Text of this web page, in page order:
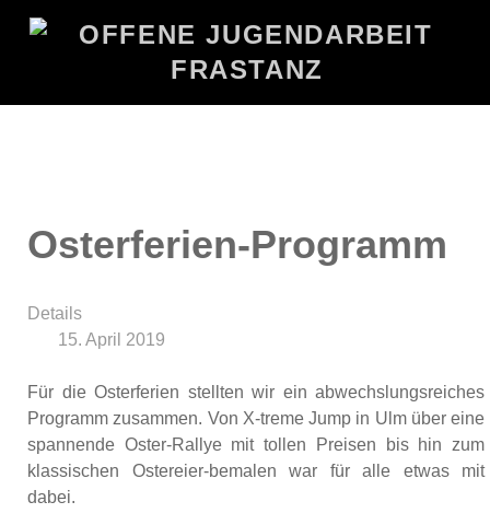
Osterferien-Programm
Details
15. April 2019
Für die Osterferien stellten wir ein abwechslungsreiches
Programm zusammen. Von X-treme Jump in Ulm über eine
spannende Oster-Rallye mit tollen Preisen bis hin zum
klassischen Ostereier-bemalen war für alle etwas mit
dabei.